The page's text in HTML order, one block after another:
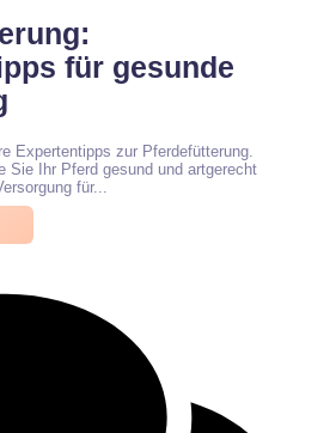
für gesunde
Expertentipps zur Pferdefütterung.
Sie Ihr Pferd gesund und artgerecht
für...